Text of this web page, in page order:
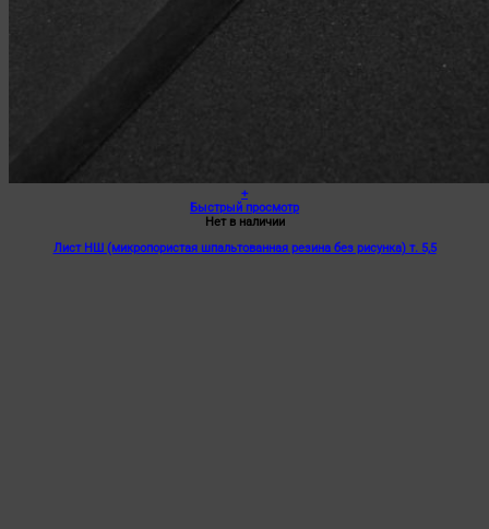
+
Быстрый просмотр
Нет в наличии
Лист НШ (микропористая шпальтованная резина без рисунка) т. 5,5